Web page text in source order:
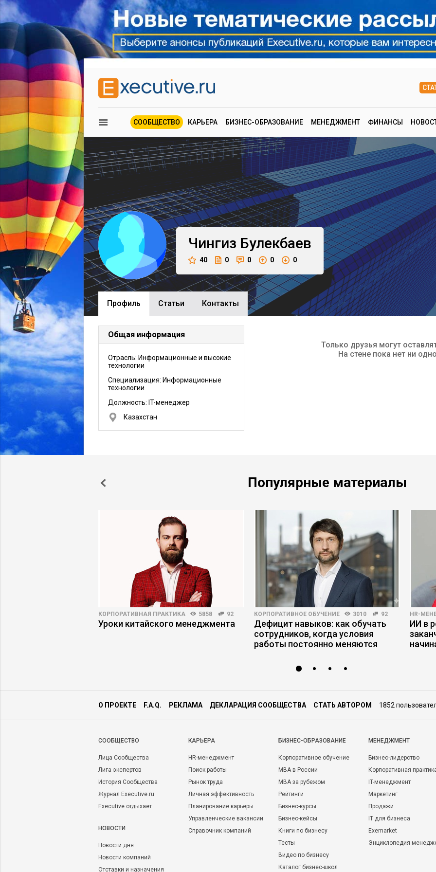
СООБЩЕСТВО КАРЬЕРА БИЗНЕС-ОБРАЗОВАНИЕ МЕНЕДЖМЕНТ ФИНАНСЫ
Чингиз Булекбаев
40 0 0 0 0
Профиль Cтатьи Контакты
Общая информация
Отрасль: Информационные и высокие
технологии
Специализация: Информационные
технологии
Должность: IT-менеджер
Казахстан
Только друзья могут
На стене пока нет ни
Популярные материалы
КОРПОРАТИВНАЯ ПРАКТИКА 5858 92
Уроки китайского менеджмента
КОРПОРАТИВНОЕ ОБУЧЕНИЕ 3010 92
Дефицит навыков: как обучать
сотрудников, когда условия
работы постоянно меняются
HR-
ИИ в
О ПРОЕКТЕ F.A.Q. РЕКЛАМА ДЕКЛАРАЦИЯ СООБЩЕСТВА СТАТЬ АВТОРОМ 1852
CООБЩЕСТВО
Лица Сообщества
Лига экспертов
История Сообщества
Журнал Executive.ru
Executive отдыхает
НОВОСТИ
Новости дня
Новости компаний
Отставки и назначения
КАРЬЕРА
HR-менеджмент
Поиск работы
Рынок труда
Личная эффективность
Планирование карьеры
Управленческие вакансии
Справочник компаний
БИЗНЕС-ОБРАЗОВАНИЕ
Корпоративное обучение
MBA в России
MBA за рубежом
Рейтинги
Бизнес-курсы
Бизнес-кейсы
Книги по бизнесу
Тесты
Видео по бизнесу
Каталог бизнес-школ
МЕНЕДЖМЕНТ
Бизнес-лидерство
Корпоративная
IT-менеджмент
Маркетинг
Продажи
IT для бизнеса
Exemarket
Энциклопедия